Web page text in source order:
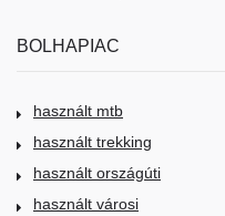
BOLHAPIAC
használt mtb
használt trekking
használt országúti
használt városi